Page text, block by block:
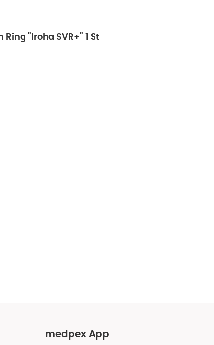
"Iroha SVR+" 1 St
medpex App